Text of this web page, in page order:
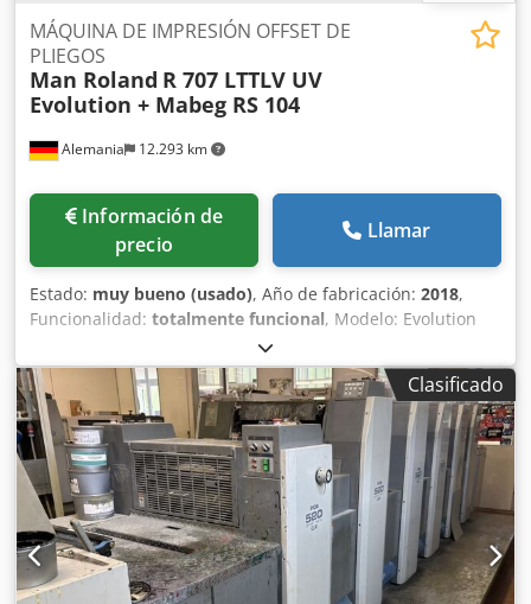
Alemania 12.293 km
MÁQUINA DE IMPRESIÓN OFFSET DE
PLIEGOS
Man Roland R 707 LTTLV UV
Evolution + Mabeg RS 104
Información de
precio
Llamar
Estado: muy bueno (usado), Año de fabricación: 2018,
Funcionalidad: totalmente funcional, Modelo: Evolution
Año de fabricación: 2018 Sistema de humectación ROLAND
con efecto Delta Alimentador de pila de alto rendimiento
ROLAND Pantalla táctil Wallscreen XL RCI: Sistema de
control y automatización Panel de control PressPilot
InlineColorPilot: Sistema integrado de medición y control
de color & ColorPilot D+F: Densitometría y colorimetría
Inlineinspector 2.0 EyeC: Sistema de inspección de pilas
después de la última unidad de impresión Sistema de
apilamiento Airglide Extensión del sistema de apilamiento
APL (cambiador automático de pilas): Sistema automático
de cambio de pilas con sujeción y tensión motorizadas de
Clasificado